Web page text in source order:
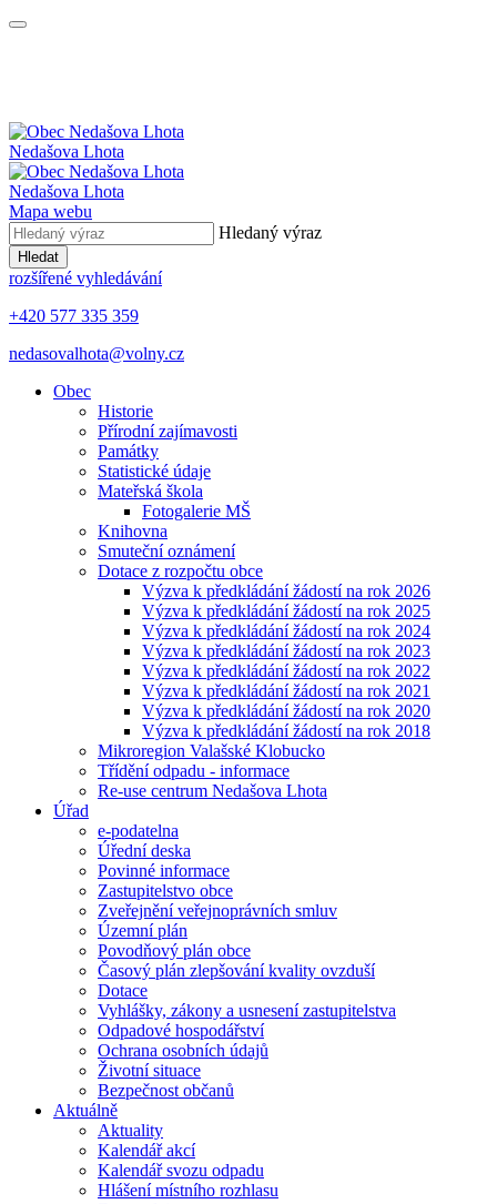
Nedašova Lhota
Nedašova Lhota
Mapa webu
Hledaný výraz
Hledat
rozšířené vyhledávání
+420 577 335 359
nedasovalhota@volny.cz
Obec
Historie
Přírodní zajímavosti
Památky
Statistické údaje
Mateřská škola
Fotogalerie MŠ
Knihovna
Smuteční oznámení
Dotace z rozpočtu obce
Výzva k předkládání žádostí na rok 2026
Výzva k předkládání žádostí na rok 2025
Výzva k předkládání žádostí na rok 2024
Výzva k předkládání žádostí na rok 2023
Výzva k předkládání žádostí na rok 2022
Výzva k předkládání žádostí na rok 2021
Výzva k předkládání žádostí na rok 2020
Výzva k předkládání žádostí na rok 2018
Mikroregion Valašské Klobucko
Třídění odpadu - informace
Re-use centrum Nedašova Lhota
Úřad
e-podatelna
Úřední deska
Povinné informace
Zastupitelstvo obce
Zveřejnění veřejnoprávních smluv
Územní plán
Povodňový plán obce
Časový plán zlepšování kvality ovzduší
Dotace
Vyhlášky, zákony a usnesení zastupitelstva
Odpadové hospodářství
Ochrana osobních údajů
Životní situace
Bezpečnost občanů
Aktuálně
Aktuality
Kalendář akcí
Kalendář svozu odpadu
Hlášení místního rozhlasu